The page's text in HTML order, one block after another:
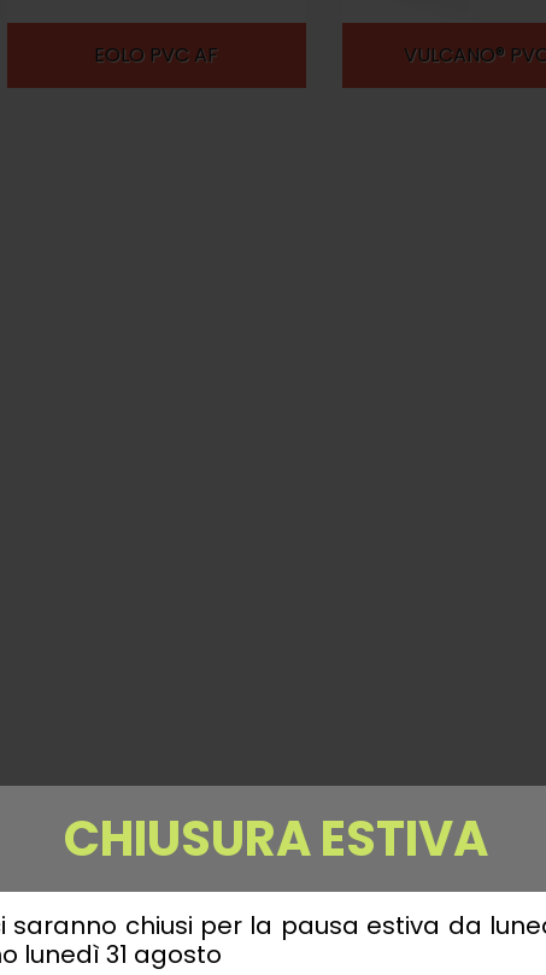
CHIUSURA ESTIVA
saranno chiusi per la pausa estiva da
lunedì 31 agosto
EOLO PVC AF VULCANO®